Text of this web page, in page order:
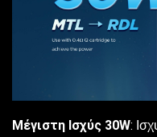
Μέγιστη Ισχύς 30W: